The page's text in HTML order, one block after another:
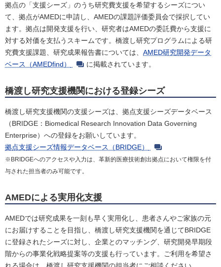
拠点の「支援シーズ」のうち研究費支援を希望するシーズについ
て、拠点がAMEDに申請し、AMEDの課題評価委員会で採択してい
ます。拠点は開発支援を行い、研究者はAMEDの委託費から支援に
対する対価を支払うスキームです。橋渡し研究プログラムによる研
究費支援課題、研究成果報告書については、 AMED研究開発データ
ベース（AMEDfind）
に掲載されています。
橋渡し研究支援機関における登録シーズ
橋渡し研究支援機関の支援シーズは、拠点支援シーズデータベース
（BRIDGE：Biomedical Research Innovation Data Governing
Enterprise）への登録をお願いしています。
拠点支援シーズ情報データベース（BRIDGE）
※BRIDGEへのアクセスや入力は、革新的医療技術創出拠点において権限を付
与された担当者のみ可能です。
AMEDによる実用化支援
AMEDでは研究成果を一刻も早く実用化し、患者さんやご家族の元
にお届けすることを目指し、橋渡し研究支援機関を通じてBRIDGE
に登録されたシーズに対し、企業とのマッチング、研究開発早期段
階からの事業化戦略提案等の支援も行っています。ご利用を希望さ